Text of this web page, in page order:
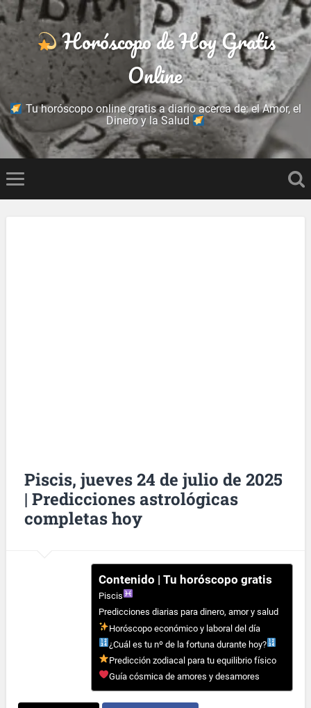
Horóscopo de Hoy Gratis
Online
Tu horóscopo online gratis a diario acerca de: el Amor, el
Dinero y la Salud
Piscis, jueves 24 de julio de 2025
| Predicciones astrológicas
completas hoy
Contenido | Tu horóscopo gratis
Piscis
Predicciones diarias para dinero, amor y salud
Horóscopo económico y laboral del día
¿Cuál es tu nº de la fortuna durante hoy?
Predicción zodiacal para tu equilibrio físico
Guía cósmica de amores y desamores